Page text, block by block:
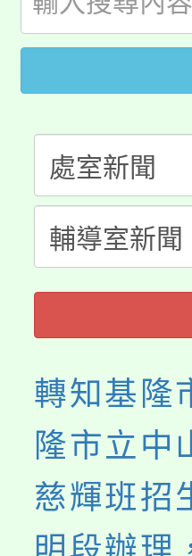
田徑場
桃園市
視費優
者。
大園自
份教師研
淨零綠
會
115年
程
轉知基隆
隆市立中
慈輝班招